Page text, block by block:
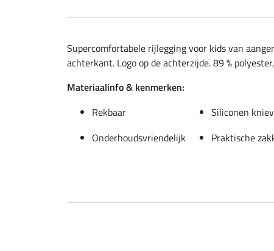
Supercomfortabele rijlegging voor kids van
achterkant. Logo op de achterzijde. 89 %
Materiaalinfo & kenmerken:
Rekbaar
Siliconen
Onderhoudsvriendelijk
Praktische